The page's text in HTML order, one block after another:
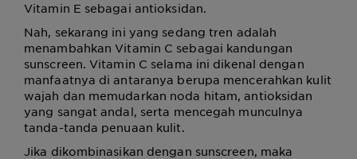
Vitamin E sebagai antioksidan.
Nah, sekarang ini yang sedang tren adalah
menambahkan Vitamin C sebagai kandungan
sunscreen. Vitamin C selama ini dikenal dengan
manfaatnya di antaranya berupa mencerahkan kulit
wajah dan memudarkan noda hitam, antioksidan
yang sangat andal, serta mencegah munculnya
tanda-tanda penuaan kulit.
Jika dikombinasikan dengan sunscreen, maka